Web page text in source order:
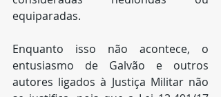
equiparadas.
Enquanto isso não acontece, o
entusiasmo de Galvão e outros
autores ligados à Justiça Militar não